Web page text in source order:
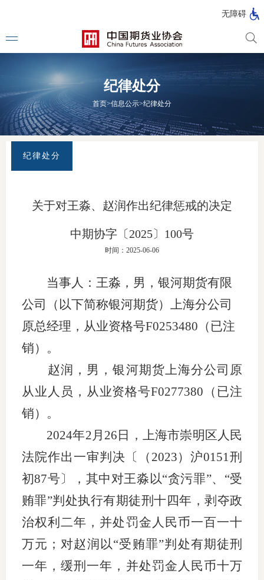
无障碍
行政法
会员管
风险管
纪律处分
首页>信息公示>纪律处分
纪律处分
关于对王淼、赵润作出纪律惩戒的决定
中期协字〔2025〕100号
时间：2025-06-06
当事人： 王淼 ，男， 银河期货有限
公司
（ 以下简称银河期货） 上海分公司
原总经理 ， 从业资格号F0253480 （已注
销）
。
赵润，男，银河期货上海分公司原
从业人员，从业资格号F0277380 （已注
销）。
2024年2月26日，上海市崇明区人民
法院作出一审判决 〔 （ 2023）沪0151刑
初87号〕 ，其中对王淼以“贪污罪”、“受
贿罪”判处执行有期徒刑十四年，剥夺政
治权利二年，并处罚金人民币一百一十
万元；对赵润以“受贿罪”判处有期徒刑
一年，缓刑一年，并处罚金人民币十万
市
司
理
司
理
司
投
诉
受
渠
道